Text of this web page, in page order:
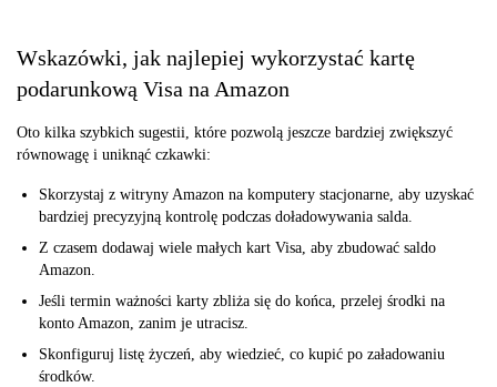
Wskazówki, jak najlepiej wykorzystać kartę
podarunkową Visa na Amazon
Oto kilka szybkich sugestii, które pozwolą jeszcze bardziej zwiększyć
równowagę i uniknąć czkawki:
Skorzystaj z witryny Amazon na komputery stacjonarne, aby uzyskać
bardziej precyzyjną kontrolę podczas doładowywania salda.
Z czasem dodawaj wiele małych kart Visa, aby zbudować saldo
Amazon.
Jeśli termin ważności karty zbliża się do końca, przelej środki na
konto Amazon, zanim je utracisz.
Skonfiguruj listę życzeń, aby wiedzieć, co kupić po załadowaniu
środków.